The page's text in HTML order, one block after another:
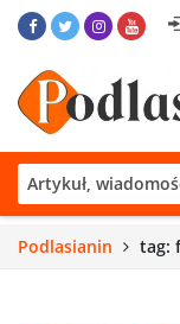
Podlasianin tag: